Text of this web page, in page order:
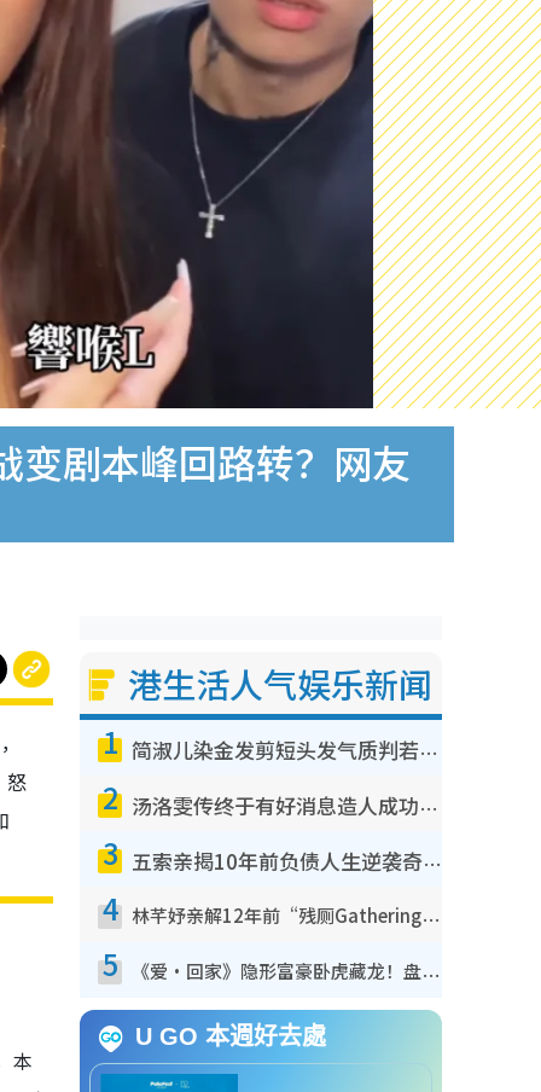
剧本峰回路转？网友
怒
本
港生活人气娱乐新闻
1 简淑儿染金发剪短头发气质判若两人！吓坏老公麦大力都认不出：“你做什么？”
2 汤洛雯传终于有好消息造人成功！两大细节曝孕味极浓引猜测：大肚婆先会咁！
3 五索亲揭10年前负债人生逆袭奇迹！全靠去一地方转运后即遇上马先生
4 林芊妤亲解12年前“残厕Gathering”真相！高层解约一句话重创尊严，至今拒返TVB
5 《爱·回家》隐形富豪卧虎藏龙！盘点12位财气逼人的有钱艺人：这位美女3亿身家不愁做
U GO 本週好去處